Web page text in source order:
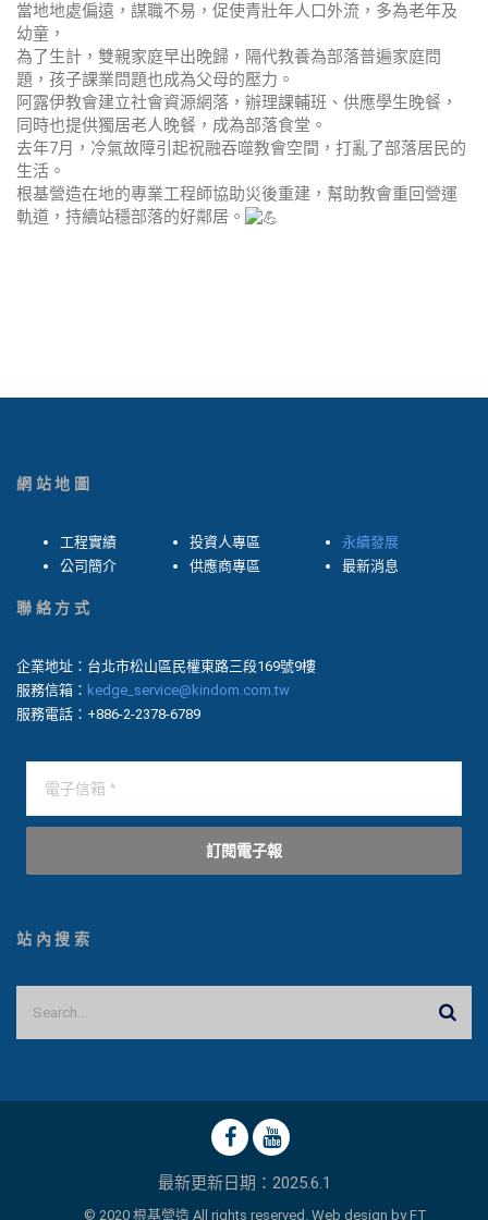
當地地處偏遠，謀職不易，促使青壯年人口外流，多為老年及
幼童，
為了生計，雙親家庭早出晚歸，隔代教養為部落普遍家庭問
題，孩子課業問題也成為父母的壓力。
阿露伊教會建立社會資源網落，辦理課輔班、供應學生晚餐，
同時也提供獨居老人晚餐，成為部落食堂。
去年7月，冷氣故障引起祝融吞噬教會空間，打亂了部落居民的
生活。
根基營造在地的專業工程師協助災後重建，幫助教會重回營運
軌道，持續站穩部落的好鄰居。
網站地圖
工程實績
公司簡介
投資人專區
供應商專區
永續發展
最新消息
聯絡方式
企業地址：台北市松山區民權東路三段169號9樓
服務信箱： kedge_service@kindom.com.tw
服務電話：+886-2-2378-6789
訂閱電子報
站內搜索
最新更新日期：2025.6.1
© 2020 根基營造 All rights reserved. Web design byFT